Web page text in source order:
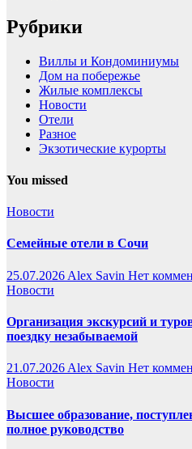
Рубрики
Виллы и Кондоминиумы
Дом на побережье
Жилые комплексы
Новости
Отели
Разное
Экзотические курорты
You missed
Новости
Семейные отели в Сочи
25.07.2026 Alex Savin Нет
Новости
Организация экскурсий и
поездку незабываемой
21.07.2026 Alex Savin Нет
Новости
Высшее образование,
полное руководство